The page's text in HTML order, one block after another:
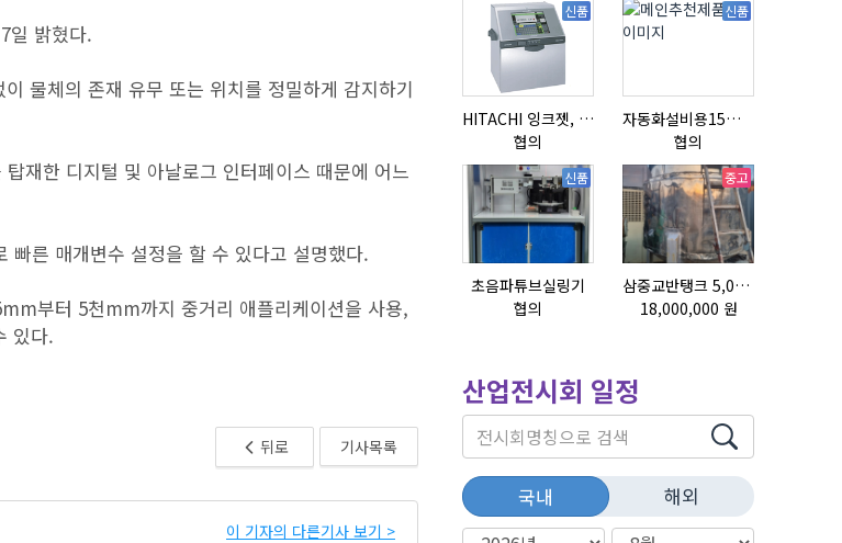
일 밝혔다.
물체의 존재 유무 또는 위치를 정밀하게 감지하기
재한 디지털 및 아날로그 인터페이스 때문에 어느
른 매개변수 설정을 할 수 있다고 설명했다.
부터 5천mm까지 중거리 애플리케이션을 사용,
있다.
뒤로 기사목록
이 기자의 다른기사 보기 >
신품
HITACHI 잉크젯, RX2-BD160S
협의
신품
자동화설비용15ml자동주입기
협의
신품
초음파튜브실링기
협의
중고
삼중교반탱크 5,000L
18,000,000 원
산업전시회 일정
국내 해외